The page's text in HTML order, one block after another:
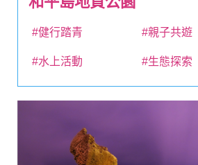
#健行踏青 #親子共遊
#水上活動 #生態探索